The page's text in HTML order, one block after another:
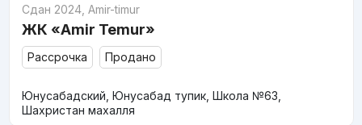
Сдан 2024, Amir-timur
ЖК «Amir Temur»
Рассрочка Продано
Юнусабадский, Юнусабад тупик, Школа №63,
Шахристан махалля